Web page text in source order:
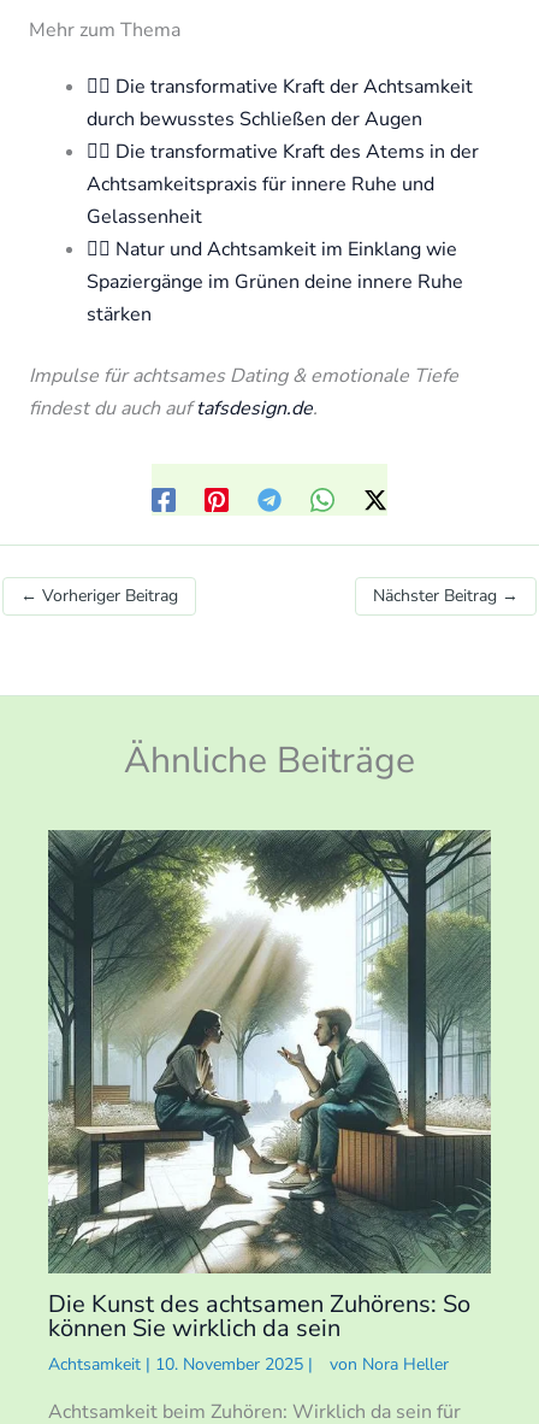
Mehr zum Thema
🧘‍♀️ Die transformative Kraft der Achtsamkeit
durch bewusstes Schließen der Augen
🧘‍♀️ Die transformative Kraft des Atems in der
Achtsamkeitspraxis für innere Ruhe und
Gelassenheit
🧘‍♀️ Natur und Achtsamkeit im Einklang wie
Spaziergänge im Grünen deine innere Ruhe
stärken
Impulse für achtsames Dating & emotionale Tiefe
findest du auch auftafsdesign.de.
← Vorheriger Beitrag Nächster Beitrag →
Ähnliche Beiträge
Die Kunst des achtsamen Zuhörens: So
können Sie wirklich da sein
Achtsamkeit | 10. November 2025 | von Nora Heller
Achtsamkeit beim Zuhören: Wirklich da sein für